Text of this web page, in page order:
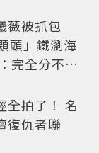
薇被抓包
頭」鐵瀏海
完全分不出
全拍了！ 名
復仇者聯